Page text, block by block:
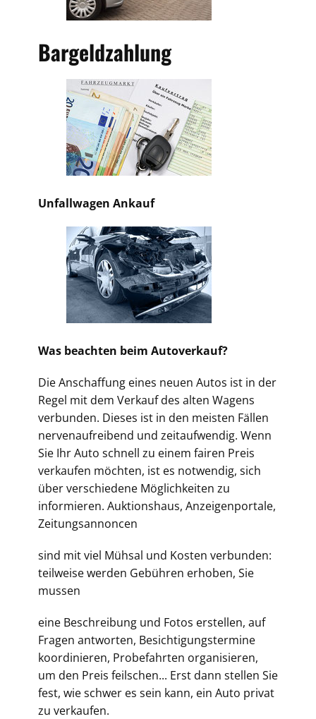
Bargeldzahlung
Unfallwagen Ankauf
Was beachten beim Autoverkauf?
Die Anschaffung eines neuen Autos ist in der
Regel mit dem Verkauf des alten Wagens
verbunden. Dieses ist in den meisten Fällen
nervenaufreibend und zeitaufwendig. Wenn
Sie Ihr Auto schnell zu einem fairen Preis
verkaufen möchten, ist es notwendig, sich
über verschiedene Möglichkeiten zu
informieren. Auktionshaus, Anzeigenportale,
Zeitungsannoncen
sind mit viel Mühsal und Kosten verbunden:
teilweise werden Gebühren erhoben, Sie
mussen
eine Beschreibung und Fotos erstellen, auf
Fragen antworten, Besichtigungstermine
koordinieren, Probefahrten organisieren,
um den Preis feilschen... Erst dann stellen Sie
fest, wie schwer es sein kann, ein Auto privat
zu verkaufen.